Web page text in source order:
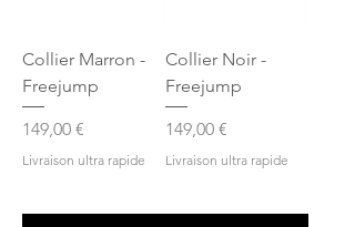
Collier Marron -
Freejump
Prix
149,00 €
Livraison ultra rapide
Collier Noir -
Freejump
Prix
149,00 €
Livraison ultra rapide